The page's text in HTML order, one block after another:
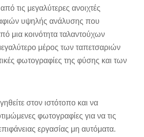
τις μεγαλύτερες ανοιχτές
υψηλής ανάλυσης που
μια κοινότητα ταλαντούχων
μέρος των ταπετσαριών
φωτογραφίες της φύσης και των
στον ιστότοπο και να
φωτογραφίες για να τις
εργασίας μη αυτόματα.